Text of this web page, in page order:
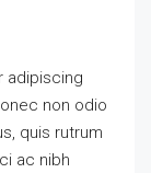
adipiscing
non odio
quis rutrum
ac nibh